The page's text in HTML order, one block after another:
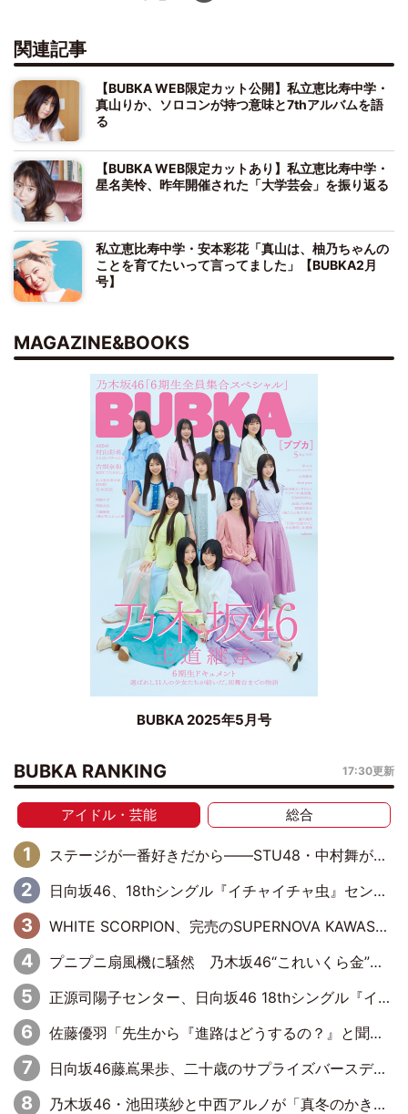
関連記事
【BUBKA WEB限定カット公開】私立恵比寿中学・
真山りか、ソロコンが持つ意味と7thアルバムを語
る
【BUBKA WEB限定カットあり】私立恵比寿中学・
星名美怜、昨年開催された「大学芸会」を振り返る
私立恵比寿中学・安本彩花「真山は、柚乃ちゃんの
ことを育てたいって言ってました」【BUBKA2月
号】
MAGAZINE&BOOKS
BUBKA 2025年5月号
BUBKA RANKING 17:30更新
アイドル・芸能 総合
ステージが一番好きだから――STU48・中村舞が描く“これからの私”
日向坂46、18thシングル『イチャイチャ虫』センターは正源司陽子に決定& 佐藤優羽や平岡海月など、“ひなた坂46”からの選抜入りも注目！
WHITE SCORPION、完売のSUPERNOVA KAWASAKIで沸いた“着席型LIVE” 『BASE Live #16』昼公演リポート
プニプニ扇風機に騒然 乃木坂46“これいくら金”延長中は今回もわちゃわちゃ全開
正源司陽子センター、日向坂46 18thシングル『イチャイチャ虫』新ビジュアル公開
佐藤優羽「先生から『進路はどうするの？』と聞かれて。『実は……』とXのトレンドで1位になっているスマホを見せました」【日向坂46『五期生LIVE』開催記念 五期生“変革”ドキュメンタリー③】
日向坂46藤嶌果歩、二十歳のサプライズバースデーに大喜び「頼られる先輩になれるように努力していきたい」
乃木坂46・池田瑛紗と中西アルノが「真冬のかき氷」騒動で火花散らす！ 因縁の裏にあるのは、逆境をともに“凌”ぐ似た者同士の絆